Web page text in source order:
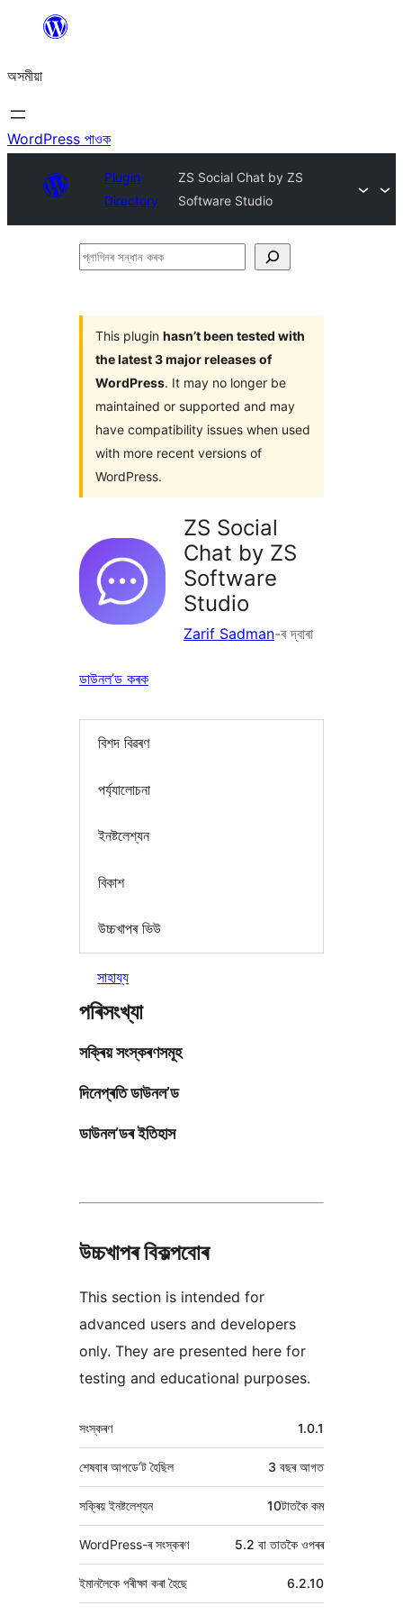
বিষয়বস্তুলৈ
যাওক
অসমীয়া
WordPress পাওক
Plugin
Directory
ZS Social Chat by ZS
Software Studio
প্লাগিনৰ
This plugin hasn’t been tested with
the latest 3 major releases of
WordPress. It may no longer be
maintained or supported and may
have compatibility issues when used
with more recent versions of
WordPress.
ZS Social
Chat by ZS
Software
Studio
Zarif Sadman-ৰ দ্বাৰা
ডাউনল’ড কৰক
বিশদ বিৱৰণ
পৰ্য্যালোচনা
ইনষ্টলেশ্যন
বিকাশ
উচ্চখাপৰ ভিউ
সাহায্য
পৰিসংখ্যা
সক্ৰিয় সংস্কৰণসমূহ
দিনেপ্ৰতি ডাউনল’ড
ডাউনল’ডৰ ইতিহাস
উচ্চখাপৰ বিকল্পবোৰ
This section is intended for
advanced users and developers
only. They are presented here for
testing and educational purposes.
মেটা 1.0.1
সংস্কৰণ
3 বছৰআগত
শেষবাৰ আপডে’ট হৈছিল
সক্ৰিয় ইনষ্টলেশ্যন 10টাতকৈ কম
WordPress-ৰ সংস্কৰণ 5.2 বা তাতকৈ ওপৰৰ
ইমানলৈকে পৰীক্ষা কৰা হৈছে 6.2.10